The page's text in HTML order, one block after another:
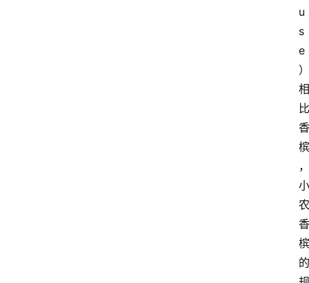
u
s
e
）
相
比
香
槟
，
小
农
香
槟
的